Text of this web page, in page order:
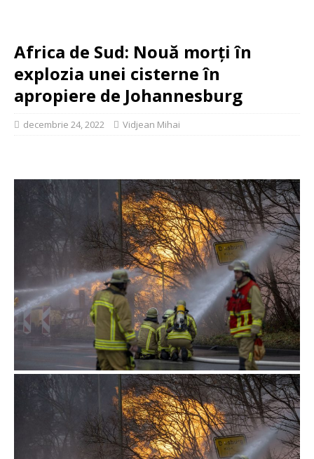
Africa de Sud: Nouă morți în
explozia unei cisterne în
apropiere de Johannesburg
decembrie 24, 2022 Vidjean Mihai